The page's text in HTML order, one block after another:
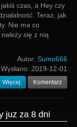
czas, a Hey czy
Teraz, jak
Nie ma co
się z nią
Autor: Sumo666
Wysłano: 2019-12-01
Więcej Komentarz
juz za 8 dni